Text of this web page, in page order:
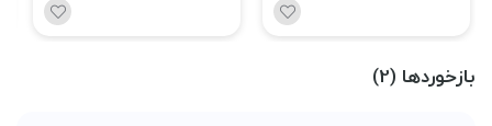
بازخوردها (2)